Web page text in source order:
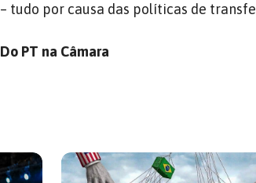
– tudo por causa das políticas de
Do PT na Câmara